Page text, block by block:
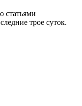
статьями
трое суток.